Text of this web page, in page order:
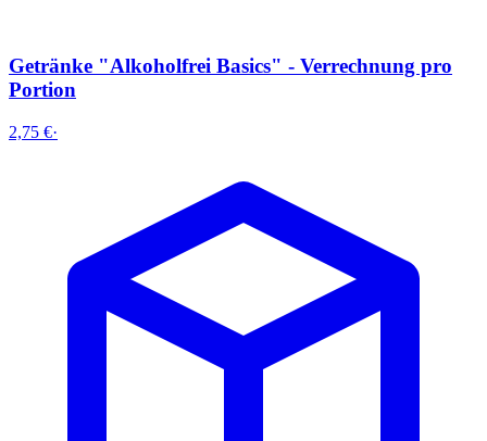
Getränke "Alkoholfrei Basics" - Verrechnung pro
Portion
2,75 €·